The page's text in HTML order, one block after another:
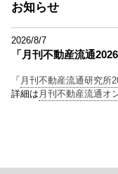
お知らせ
2026/8/7
「月刊不動産流通
「 月刊不動産流通研究所
詳細は 月刊不動産流通オ